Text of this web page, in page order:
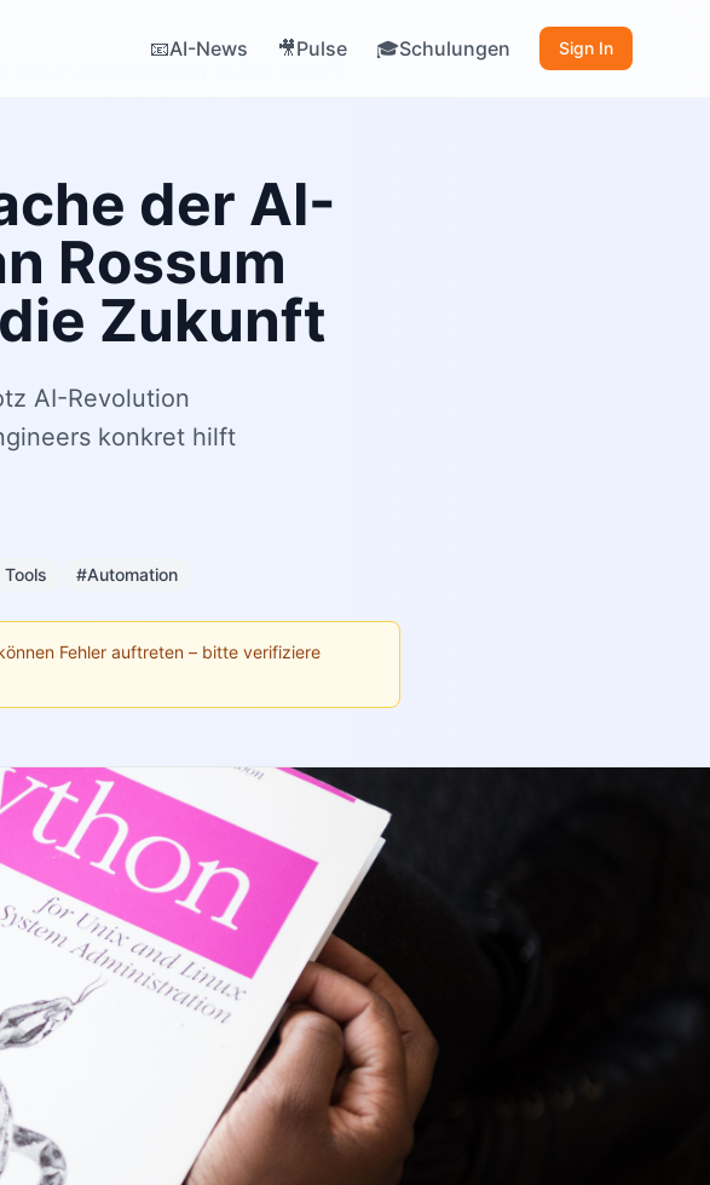
📧AI-News 🎥Pulse 🎓Schulungen
Sign In
Rossum über Readability und die Zukunft
der AI-
Rossum
Zukunft
AI-Revolution
konkret hilft
#Automation
Fehler auftreten – bitte verifiziere